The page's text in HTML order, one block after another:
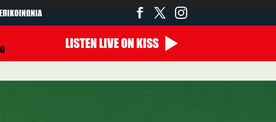
LISTEN LIVEON KISS